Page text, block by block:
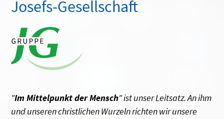
Josefs-Gesellschaft
"Im Mittelpunkt der Mensch" ist unser Leitsatz. An ihm
und unseren christlichen Wurzeln richten wir unsere